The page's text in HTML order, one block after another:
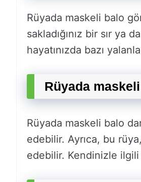
Rüyada maskeli balo
sakladığınız bir sır ya
hayatınızda bazı
Rüyada
Rüyada maskeli balo
edebilir. Ayrıca, bu
edebilir. Kendinizle